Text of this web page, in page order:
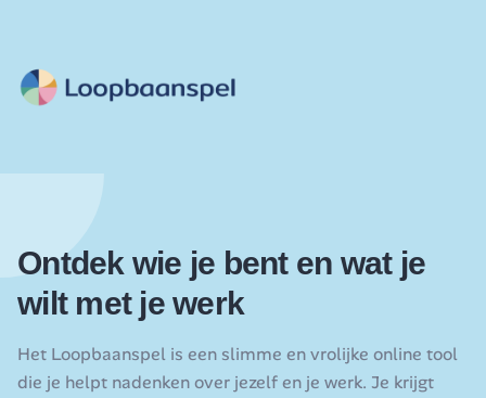
Ontdek wie je bent en wat je
wilt met je werk
Het Loopbaanspel is een slimme en vrolijke online tool
die je helpt nadenken over jezelf en je werk. Je krijgt